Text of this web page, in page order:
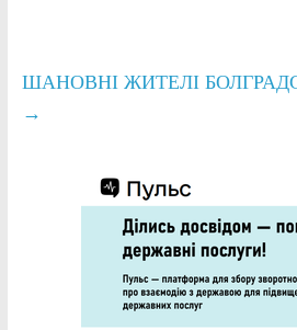
ШАНОВНІ ЖИТЕЛІ
→